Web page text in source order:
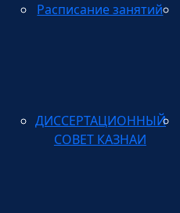
Расписание занятий
ДИССЕРТАЦИОННЫЙ
СОВЕТ КАЗНАИ